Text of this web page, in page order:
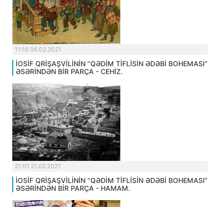
11:16 06.02.2021
İOSİF QRİŞAŞVİLİNİN “QƏDİM TİFLİSİN ƏDƏBİ BOHEMASI”
ƏSƏRİNDƏN BİR PARÇA - CEHİZ.
21:01 21.02.2021
İOSİF QRİŞAŞVİLİNİN “QƏDİM TİFLİSİN ƏDƏBİ BOHEMASI”
ƏSƏRİNDƏN BİR PARÇA - HAMAM.